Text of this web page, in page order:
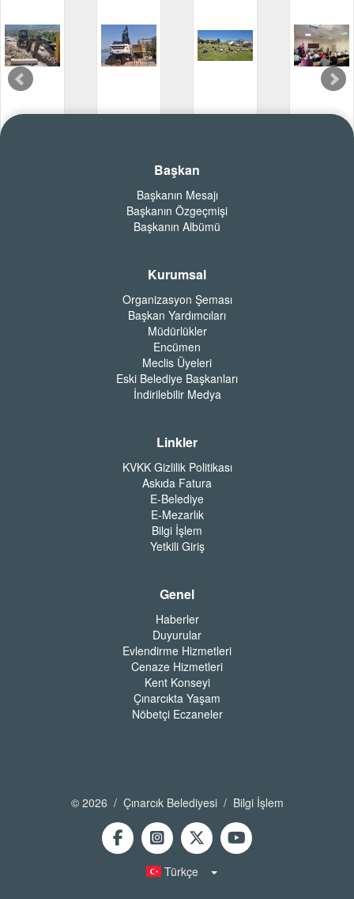
Başkan
Başkanın Mesajı
Başkanın Özgeçmişi
Başkanın Albümü
Kurumsal
Organizasyon Şeması
Başkan Yardımcıları
Müdürlükler
Encümen
Meclis Üyeleri
Eski Belediye Başkanları
İndirilebilir Medya
Linkler
KVKK Gizlilik Politikası
Askıda Fatura
E-Belediye
E-Mezarlık
Bilgi İşlem
Yetkili Giriş
Genel
Haberler
Duyurular
Evlendirme Hizmetleri
Cenaze Hizmetleri
Kent Konseyi
Çınarcıkta Yaşam
Nöbetçi Eczaneler
© 2026 / Çınarcık Belediyesi / Bilgi İşlem
Türkçe